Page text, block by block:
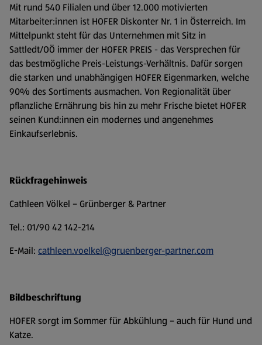
Mit rund 540 Filialen und über 12.000 motivierten
Mitarbeiter:innen ist HOFER Diskonter Nr. 1 in Österreich. Im
Mittelpunkt steht für das Unternehmen mit Sitz in
Sattledt/OÖ immer der HOFER PREIS - das Versprechen für
das bestmögliche Preis-Leistungs-Verhältnis. Dafür sorgen
die starken und unabhängigen HOFER Eigenmarken, welche
90% des Sortiments ausmachen. Von Regionalität über
pflanzliche Ernährung bis hin zu mehr Frische bietet HOFER
seinen Kund:innen ein modernes und angenehmes
Einkaufserlebnis.
Rückfragehinweis
Cathleen Völkel – Grünberger & Partner
Tel.: 01/90 42 142-214
E-Mail: cathleen.voelkel@gruenberger-partner.com
Bildbeschriftung
HOFER sorgt im Sommer für Abkühlung – auch für Hund und
Katze.